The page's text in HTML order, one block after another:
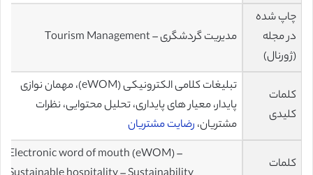
چاپ شده
در مجله
(ژورنال)
مدیریت گردشگری – Tourism Management
کلمات
کلیدی
تبلیغات کلامی الکترونیکی (eWOM)، مهمان نوازی
پایدار، معیار های پایداری، تحلیل محتوایی، نظرات
مشتریان، رضایت مشتریان
کلمات
Electronic word of mouth (eWOM) –